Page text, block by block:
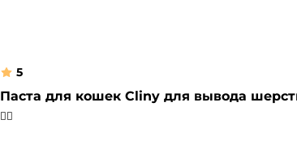
5
Паста для кошек Cliny для вывода
👍🏻